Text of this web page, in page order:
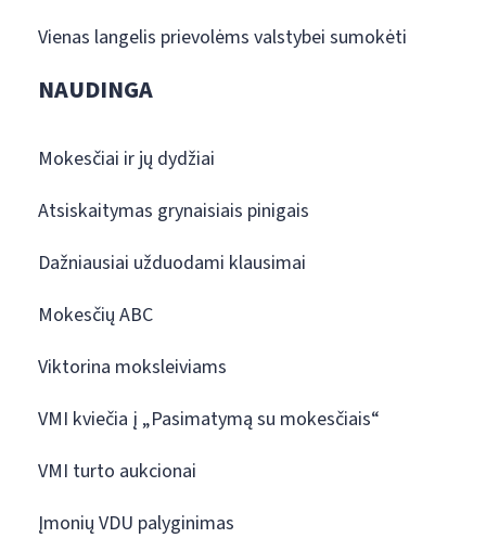
Vienas langelis prievolėms valstybei sumokėti
NAUDINGA
Mokesčiai ir jų dydžiai
Atsiskaitymas grynaisiais pinigais
Dažniausiai užduodami klausimai
Mokesčių ABC
Viktorina moksleiviams
VMI kviečia į „Pasimatymą su mokesčiais“
VMI turto aukcionai
Įmonių VDU palyginimas